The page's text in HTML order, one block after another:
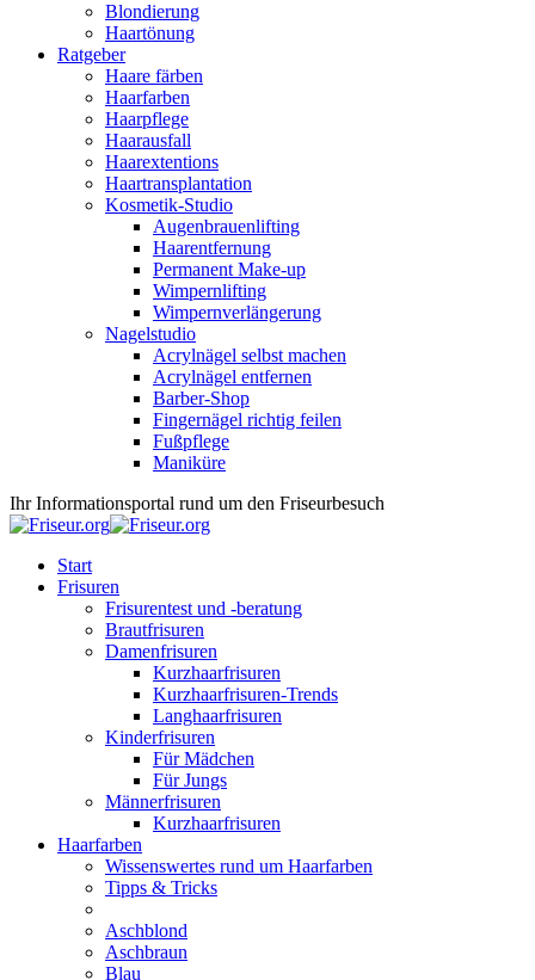
Blondierung
Haartönung
Ratgeber
Haare färben
Haarfarben
Haarpflege
Haarausfall
Haarextentions
Haartransplantation
Kosmetik-Studio
Augenbrauenlifting
Haarentfernung
Permanent Make-up
Wimpernlifting
Wimpernverlängerung
Nagelstudio
Acrylnägel selbst machen
Acrylnägel entfernen
Barber-Shop
Fingernägel richtig feilen
Fußpflege
Maniküre
Ihr Informationsportal rund um den Friseurbesuch
Start
Frisuren
Frisurentest und -beratung
Brautfrisuren
Damenfrisuren
Kurzhaarfrisuren
Kurzhaarfrisuren-Trends
Langhaarfrisuren
Kinderfrisuren
Für Mädchen
Für Jungs
Männerfrisuren
Kurzhaarfrisuren
Haarfarben
Wissenswertes rund um Haarfarben
Tipps & Tricks
Aschblond
Aschbraun
Blau